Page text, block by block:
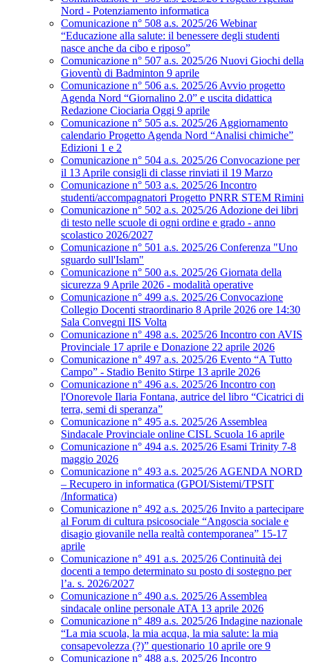
Nord - Potenziamento informatica
Comunicazione n° 508 a.s. 2025/26 Webinar
“Educazione alla salute: il benessere degli studenti
nasce anche da cibo e riposo”
Comunicazione n° 507 a.s. 2025/26 Nuovi Giochi della
Gioventù di Badminton 9 aprile
Comunicazione n° 506 a.s. 2025/26 Avvio progetto
Agenda Nord “Giornalino 2.0” e uscita didattica
Redazione Ciociaria Oggi 9 aprile
Comunicazione n° 505 a.s. 2025/26 Aggiornamento
calendario Progetto Agenda Nord “Analisi chimiche”
Edizioni 1 e 2
Comunicazione n° 504 a.s. 2025/26 Convocazione per
il 13 Aprile consigli di classe rinviati il 19 Marzo
Comunicazione n° 503 a.s. 2025/26 Incontro
studenti/accompagnatori Progetto PNRR STEM Rimini
Comunicazione n° 502 a.s. 2025/26 Adozione dei libri
di testo nelle scuole di ogni ordine e grado - anno
scolastico 2026/2027
Comunicazione n° 501 a.s. 2025/26 Conferenza "Uno
sguardo sull'Islam"
Comunicazione n° 500 a.s. 2025/26 Giornata della
sicurezza 9 Aprile 2026 - modalità operative
Comunicazione n° 499 a.s. 2025/26 Convocazione
Collegio Docenti straordinario 8 Aprile 2026 ore 14:30
Sala Convegni IIS Volta
Comunicazione n° 498 a.s. 2025/26 Incontro con AVIS
Provinciale 17 aprile e Donazione 22 aprile 2026
Comunicazione n° 497 a.s. 2025/26 Evento “A Tutto
Campo” - Stadio Benito Stirpe 13 aprile 2026
Comunicazione n° 496 a.s. 2025/26 Incontro con
l'Onorevole Ilaria Fontana, autrice del libro “Cicatrici di
terra, semi di speranza”
Comunicazione n° 495 a.s. 2025/26 Assemblea
Sindacale Provinciale online CISL Scuola 16 aprile
Comunicazione n° 494 a.s. 2025/26 Esami Trinity 7-8
maggio 2026
Comunicazione n° 493 a.s. 2025/26 AGENDA NORD
– Recupero in informatica (GPOI/Sistemi/TPSIT
/Informatica)
Comunicazione n° 492 a.s. 2025/26 Invito a partecipare
al Forum di cultura psicosociale “Angoscia sociale e
disagio giovanile nella realtà contemporanea” 15-17
aprile
Comunicazione n° 491 a.s. 2025/26 Continuità dei
docenti a tempo determinato su posto di sostegno per
l’a. s. 2026/2027
Comunicazione n° 490 a.s. 2025/26 Assemblea
sindacale online personale ATA 13 aprile 2026
Comunicazione n° 489 a.s. 2025/26 Indagine nazionale
“La mia scuola, la mia acqua, la mia salute: la mia
consapevolezza (?)” questionario 10 aprile ore 9
Comunicazione n° 488 a.s. 2025/26 Incontro